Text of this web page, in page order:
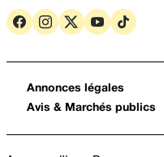
Annonces légales
Avis & Marchés publics